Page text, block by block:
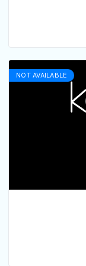
NOT AVAILABLE